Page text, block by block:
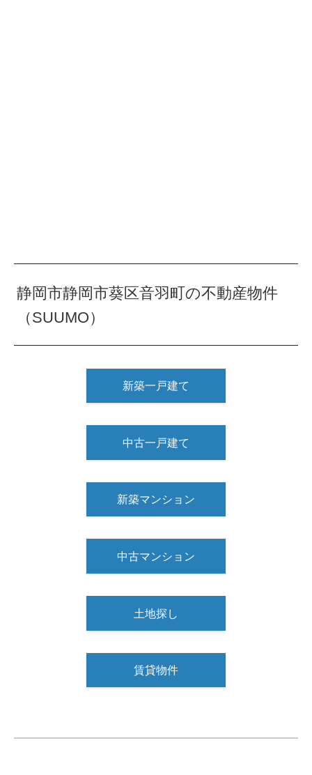
静岡市静岡市葵区音羽町の不動産物件
（SUUMO）
新築一戸建て
中古一戸建て
新築マンション
中古マンション
土地探し
賃貸物件